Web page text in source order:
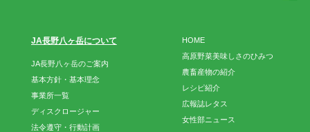
HOME
高原野菜美味しさのひみつ
農畜産物の紹介
レシピ紹介
広報誌レタス
女性部ニュース
JA長野八ヶ岳について
JA長野八ヶ岳のご案内
基本方針・基本理念
事業所一覧
ディスクロージャー
法令遵守・行動計画